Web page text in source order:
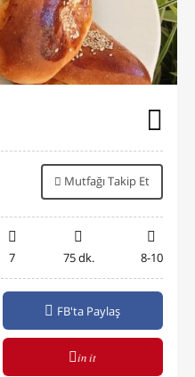
Mutfağı Takip Et
7 75 dk. 8-10
FB'ta Paylaş
in it